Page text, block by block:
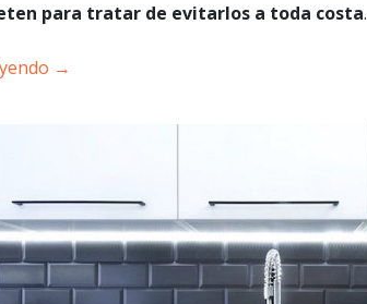
para tratar de evitarlos a toda costa.
→